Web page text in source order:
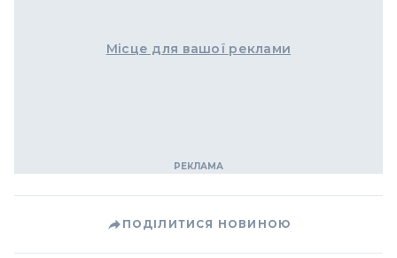
Місце для вашої реклами
ПОДІЛИТИСЯ НОВИНОЮ